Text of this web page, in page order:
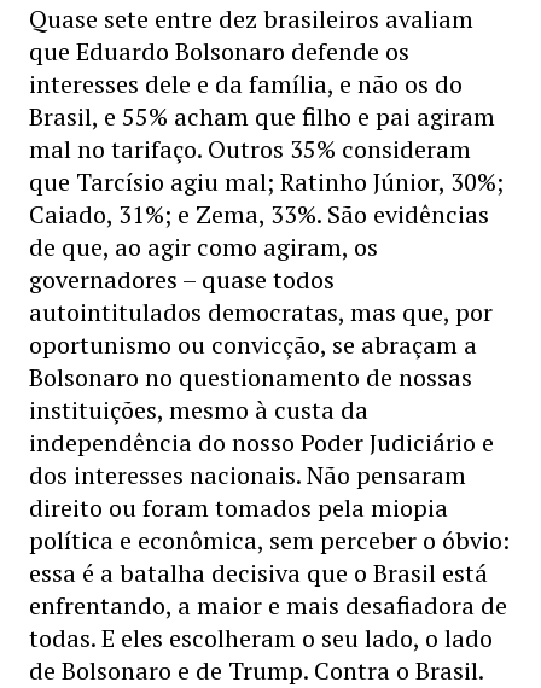
Quase sete entre dez brasileiros avaliam
que Eduardo Bolsonaro defende os
interesses dele e da família, e não os do
Brasil, e 55% acham que filho e pai agiram
mal no tarifaço. Outros 35% consideram
que Tarcísio agiu mal; Ratinho Júnior, 30%;
Caiado, 31%; e Zema, 33%. São evidências
de que, ao agir como agiram, os
governadores – quase todos
autointitulados democratas, mas que, por
oportunismo ou convicção, se abraçam a
Bolsonaro no questionamento de nossas
instituições, mesmo à custa da
independência do nosso Poder Judiciário e
dos interesses nacionais. Não pensaram
direito ou foram tomados pela miopia
política e econômica, sem perceber o óbvio:
essa é a batalha decisiva que o Brasil está
enfrentando, a maior e mais desafiadora de
todas. E eles escolheram o seu lado, o lado
de Bolsonaro e de Trump. Contra o Brasil.